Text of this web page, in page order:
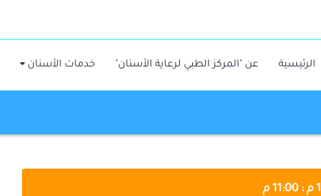
الرئيسية عن "المركز الطبي لرعاية الأسنان" خدمات الأسنان
م